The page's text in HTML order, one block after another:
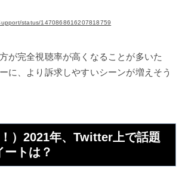
status/1470868616207818759
が完全視聴率が高くなることが多いた
に、より訴求しやすいシーンが増えそう
）2021年、Twitter上で話題
ートは？